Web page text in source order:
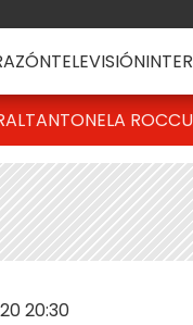
TELEVISIÓN
ANTONELA
20:30